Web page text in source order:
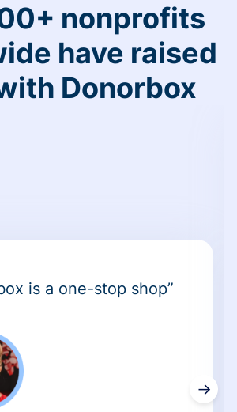
nonprofits
have raised
Donorbox
is a one-stop shop”
→